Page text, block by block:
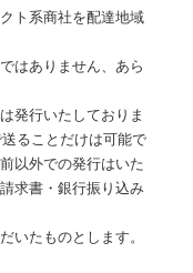
ト系商社を配達地域
はありません、あら
発行いたしておりま
ることだけは可能で
以外での発行はいた
求書・銀行振り込み
いたものとします。